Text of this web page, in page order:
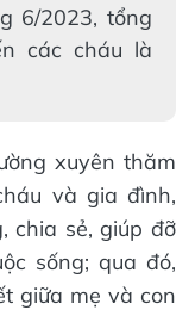
6/2023, tổng
các cháu là
xuyên thăm
và gia đình,
chia sẻ, giúp đỡ
sống; qua đó,
giữa mẹ và con